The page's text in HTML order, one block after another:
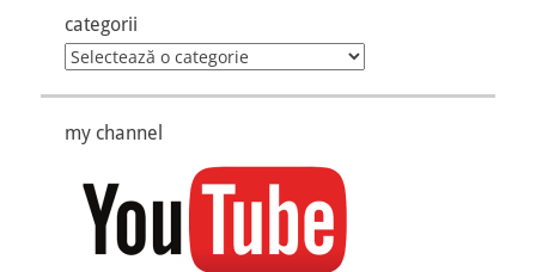
categorii
categorii
my channel